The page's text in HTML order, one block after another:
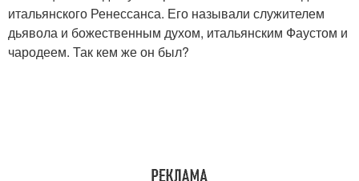
итальянского Ренессанса. Его называли служителем
дьявола и божественным духом, итальянским Фаустом и
чародеем. Так кем же он был?